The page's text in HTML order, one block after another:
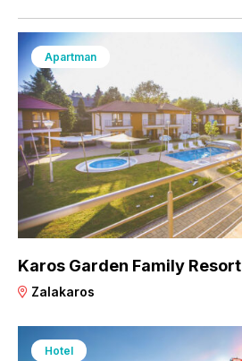
Apartman
Karos Garden Family Resort
Zalakaros
Hotel